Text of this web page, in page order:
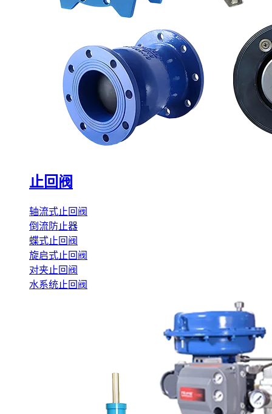
止回阀
轴流式止回阀
倒流防止器
蝶式止回阀
旋启式止回阀
对夹止回阀
水系统止回阀